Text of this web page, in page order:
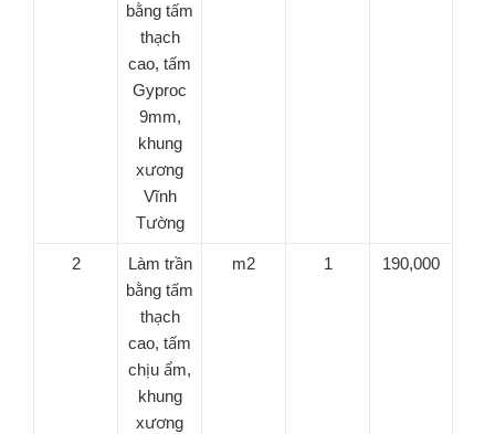
bằng tấm
thạch
cao, tấm
Gyproc
9mm,
khung
xương
Vĩnh
Tường
2
Làm trần
bằng tấm
thạch
cao, tấm
chịu ẩm,
khung
xương
m2 1 190,000